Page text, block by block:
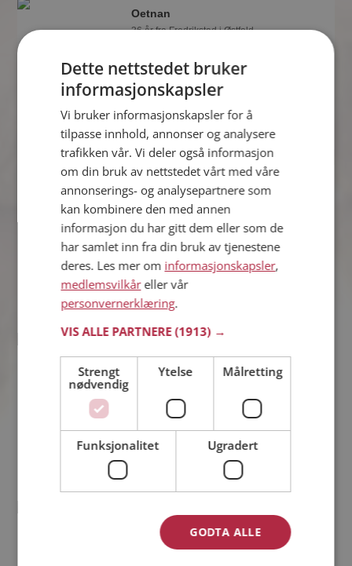
Oetnan
36 år fra Fredrikstad i Østfold
Som medlem kan du vise deg frem for
Oetnan og tusener av andre single på
Møteplassen! Ta sjansen og se hvem
som synes du er interessant.
43 år fra Fredrikstad i Østfold
Søker kvinne 22 - 39 år
Du kan chatte live med Pål og alle de
andre single hvis du er medlem på
Møteplassen. Det er raskt og enkelt å
bli medlem.
44 år fra Fredrikstad i Østfold
Virker ikke denne single personen
hyggelig? Det tar bare ett minutt å bli
finne ut alt om Lars Inge.
37 år fra Fredrikstad i Østfold
Søker kvinne 24 - 47 år
Dette nettstedet bruker
informasjonskapsler
Vi bruker informasjonskapsler for å
tilpasse innhold, annonser og analysere
trafikken vår. Vi deler også informasjon
om din bruk av nettstedet vårt med våre
annonserings- og analysepartnere som
kan kombinere den med annen
informasjon du har gitt dem eller som de
har samlet inn fra din bruk av tjenestene
deres. Les mer om informasjonskapsler,
medlemsvilkåreller vår
personvernerklæring.
VIS ALLE PARTNERE(1913) →
Strengt
nødvendig
Ytelse Målretting
Funksjonalitet Ugradert
GODTA ALLE